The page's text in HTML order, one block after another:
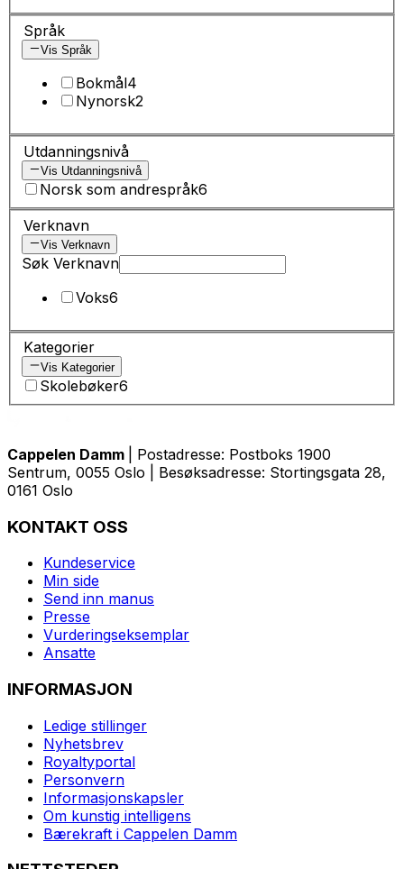
Språk
Vis Språk
Bokmål4
Nynorsk2
Utdanningsnivå
Vis Utdanningsnivå
Norsk som andrespråk6
Verknavn
Vis Verknavn
Søk Verknavn
Voks6
Kategorier
Vis Kategorier
Skolebøker6
Cappelen Damm
| Postadresse: Postboks 1900
Sentrum, 0055 Oslo | Besøksadresse: Stortingsgata 28,
0161 Oslo
KONTAKT OSS
Kundeservice
Min side
Send inn manus
Presse
Vurderingseksemplar
Ansatte
INFORMASJON
Ledige stillinger
Nyhetsbrev
Royaltyportal
Personvern
Informasjonskapsler
Om kunstig intelligens
Bærekraft i Cappelen Damm